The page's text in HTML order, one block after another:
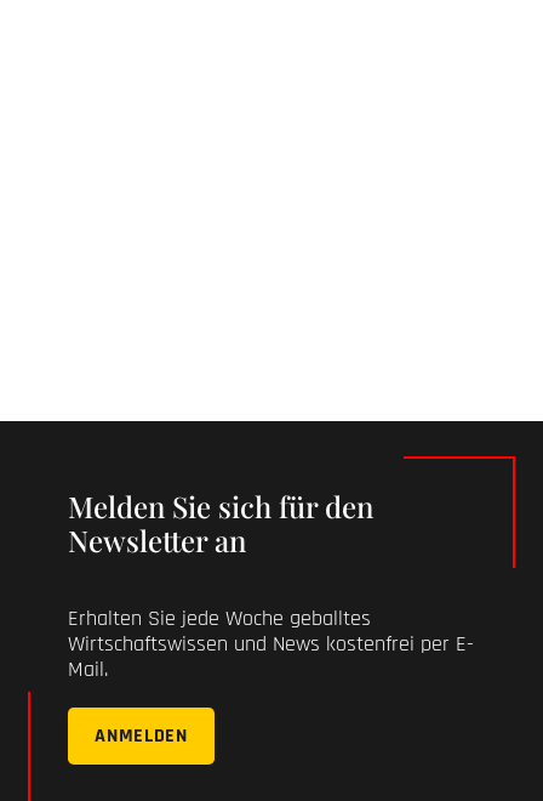
Melden Sie sich für den
Newsletter an
Erhalten Sie jede Woche geballtes
Wirtschaftswissen und News kostenfrei per E-
Mail.
ANMELDEN